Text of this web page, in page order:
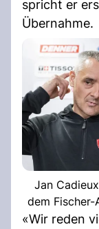
spricht er
Übernahme.
Jan
dem
«Wir reden